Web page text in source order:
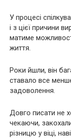
У процесі
і з цієї причини
матиме
життя.
Роки йшли, він
ставало все
задоволення.
Довго писати не
чекаючи,
різницю у віці,